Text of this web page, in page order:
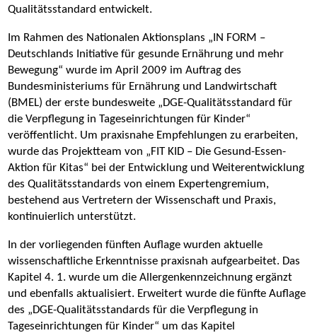
Qualitätsstandard entwickelt.
Im Rahmen des Nationalen Aktionsplans „IN FORM –
Deutschlands Initiative für gesunde Ernährung und mehr
Bewegung“ wurde im April 2009 im Auftrag des
Bundesministeriums für Ernährung und Landwirtschaft
(BMEL) der erste bundesweite „DGE-Qualitätsstandard für
die Verpflegung in Tageseinrichtungen für Kinder“
veröffentlicht. Um praxisnahe Empfehlungen zu erarbeiten,
wurde das Projektteam von „FIT KID – Die Gesund-Essen-
Aktion für Kitas“ bei der Entwicklung und Weiterentwicklung
des Qualitätsstandards von einem Expertengremium,
bestehend aus Vertretern der Wissenschaft und Praxis,
kontinuierlich unterstützt.
In der vorliegenden fünften Auflage wurden aktuelle
wissenschaftliche Erkenntnisse praxisnah aufgearbeitet. Das
Kapitel 4. 1. wurde um die Allergenkennzeichnung ergänzt
und ebenfalls aktualisiert. Erweitert wurde die fünfte Auflage
des „DGE-Qualitätsstandards für die Verpflegung in
Tageseinrichtungen für Kinder“ um das Kapitel